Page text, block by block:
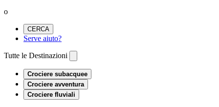
o
CERCA
Serve aiuto?
Tutte le Destinazioni
Crociere subacquee
Crociere avventura
Crociere fluviali